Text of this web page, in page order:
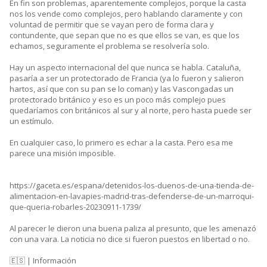
En fin son problemas, aparentemente complejos, porque la casta
nos los vende como complejos, pero hablando claramente y con
voluntad de permitir que se vayan pero de forma clara y
contundente, que sepan que no es que ellos se van, es que los
echamos, seguramente el problema se resolvería solo.
Hay un aspecto internacional del que nunca se habla. Cataluña,
pasaría a ser un protectorado de Francia (ya lo fueron y salieron
hartos, así que con su pan se lo coman) y las Vascongadas un
protectorado británico y eso es un poco más complejo pues
quedaríamos con británicos al sur y al norte, pero hasta puede ser
un estímulo.
En cualquier caso, lo primero es echar a la casta. Pero esa me
parece una misión imposible.
https://gaceta.es/espana/detenidos-los-duenos-de-una-tienda-de-
alimentacion-en-lavapies-madrid-tras-defenderse-de-un-marroqui-
que-queria-robarles-20230911-1739/
Al parecer le dieron una buena paliza al presunto, que les amenazó
con una vara. La noticia no dice si fueron puestos en libertad o no.
🇪🇸 | Información